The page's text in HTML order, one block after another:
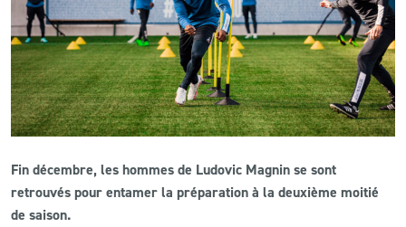
CLUB
CONTACT
ACTUALITÉS
LS E-SHOP
L’APP DU LS
Fin décembre, les hommes de Ludovic Magnin se sont
retrouvés pour entamer la préparation à la deuxième moitié
de saison.